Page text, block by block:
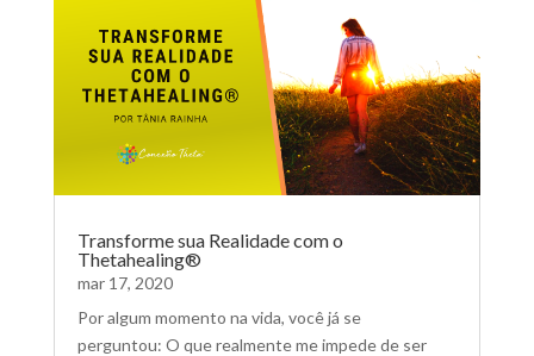
Transforme sua Realidade com o
Thetahealing®
mar 17, 2020
Por algum momento na vida, você já se
perguntou: O que realmente me impede de ser